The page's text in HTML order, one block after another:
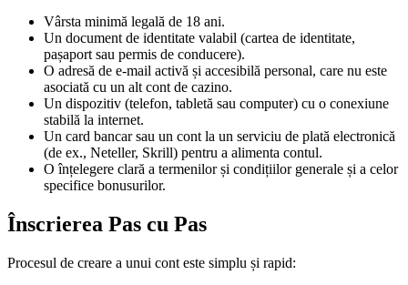
Vârsta minimă legală de 18 ani.
Un document de identitate valabil (cartea de identitate,
pașaport sau permis de conducere).
O adresă de e-mail activă și accesibilă personal, care nu este
asociată cu un alt cont de cazino.
Un dispozitiv (telefon, tabletă sau computer) cu o conexiune
stabilă la internet.
Un card bancar sau un cont la un serviciu de plată electronică
(de ex., Neteller, Skrill) pentru a alimenta contul.
O înțelegere clară a termenilor și condițiilor generale și a celor
specifice bonusurilor.
Înscrierea Pas cu Pas
Procesul de creare a unui cont este simplu și rapid: